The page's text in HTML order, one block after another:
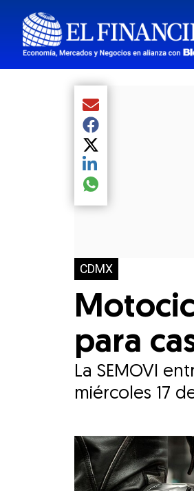
CDMX
para
La SEMOVI
miércoles 17
Compartir el artículo
Compartir el artículo
Compartir el artículo
Compartir el artículo
Compartir el artículo